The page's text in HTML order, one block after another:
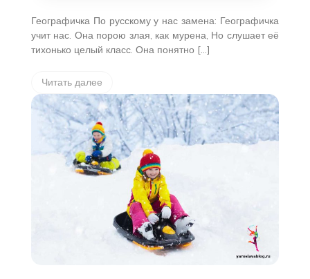
Географичка По русскому у нас замена: Географичка
учит нас. Она порою злая, как мурена, Но слушает её
тихонько целый класс. Она понятно […]
Читать далее